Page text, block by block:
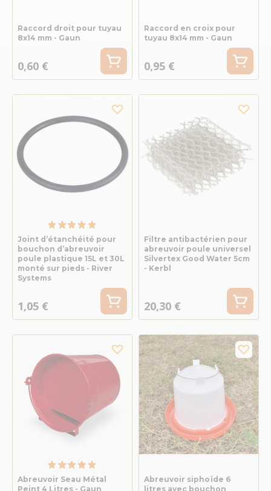
Raccord droit pour tuyau
8x14 mm - Gaun
0,60 €
Raccord en croix pour
tuyau 8x14 mm - Gaun
0,95 €
Joint d’étanchéité pour
bouchon d’abreuvoir
poule plastique 15L et 30L
monté sur pieds - River
Systems
1,05 €
Filtre antibactérien pour
abreuvoir poule universel
Silvertex Good Water 5cm
- Kerbl
20,30 €
Abreuvoir Seau Métal
Peint 4 Litres - Gaun
Abreuvoir siphoïde 6
litres avec bouchon